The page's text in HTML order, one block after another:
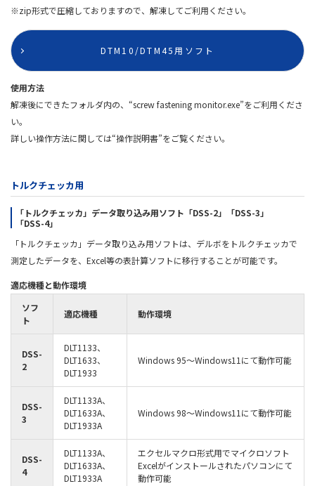
※zip形式で圧縮しておりますので、解凍してご利用ください。
DTM10/DTM45用ソフト
使用方法
解凍後にできたフォルダ内の、“screw fastening monitor.exe”をご利用くださ
い。
詳しい操作方法に関しては“操作説明書”をご覧ください。
トルクチェッカ用
「トルクチェッカ」データ取り込み用ソフト「DSS-2」「DSS-3」
「DSS-4」
「トルクチェッカ」データ取り込み用ソフトは、デルボをトルクチェッカで
測定したデータを、Excel等の表計算ソフトに移行することが可能です。
適応機種と動作環境
ソフ
ト
適応機種 動作環境
DSS-
2
DLT1133、
DLT1633、
DLT1933
Windows 95～Windows11にて動作可能
DSS-
3
DLT1133A、
DLT1633A、
DLT1933A
Windows 98～Windows11にて動作可能
DSS-
4
DLT1133A、
DLT1633A、
DLT1933A
エクセルマクロ形式用でマイクロソフト
Excelがインストールされたパソコンにて
動作可能